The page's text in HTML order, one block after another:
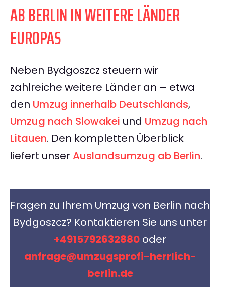
AB BERLIN IN WEITERE LÄNDER
EUROPAS
Neben Bydgoszcz steuern wir
zahlreiche weitere Länder an – etwa
den Umzug innerhalb Deutschlands,
Umzug nach Slowakei und Umzug nach
Litauen. Den kompletten Überblick
liefert unserAuslandsumzug ab Berlin.
Fragen zu Ihrem Umzug von Berlin nach
Bydgoszcz? Kontaktieren Sie uns unter
+4915792632880 oder
anfrage@umzugsprofi-herrlich-
berlin.de